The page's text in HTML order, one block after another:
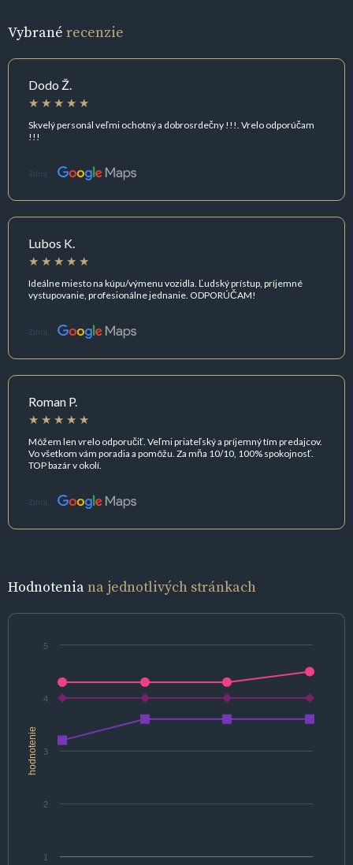
Vybrané recenzie
Dodo Ž.
Skvelý personál veľmi ochotný a dobrosrdečny !!!. Vrelo odporúčam
!!!
Zdroj:
Lubos K.
Ideálne miesto na kúpu/výmenu vozidla. Ľudský prístup, príjemné
vystupovanie, profesionálne jednanie. ODPORÚČAM!
Zdroj:
Roman P.
Môžem len vrelo odporučiť. Veľmi priateľský a príjemný tím predajcov.
Vo všetkom vám poradia a pomôžu. Za mňa 10/10, 100% spokojnosť.
TOP bazár v okolí.
Zdroj:
Hodnoteniana jednotlivých stránkach
hodnotenie
1
2
3
4
5